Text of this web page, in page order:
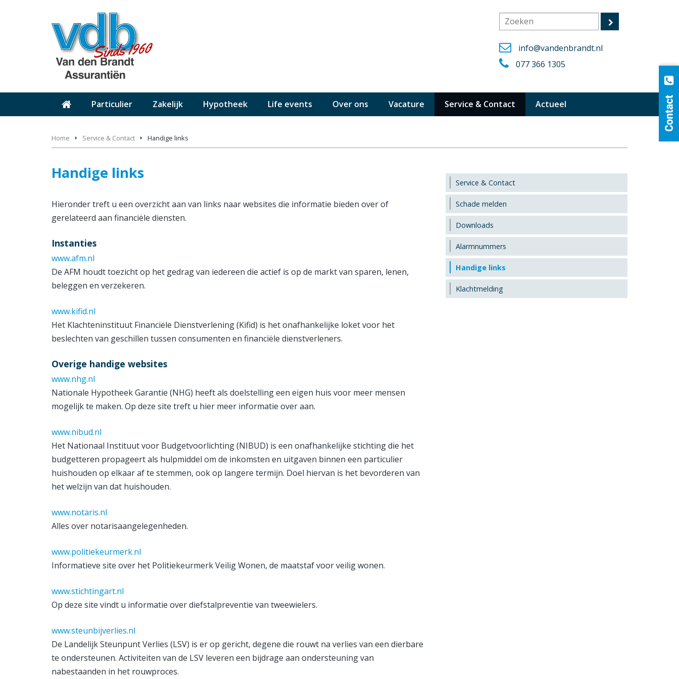
info@vandenbrandt.nl
077 366 1305
Particulier Zakelijk Hypotheek Life events Over ons Vacature Service & Contact Actueel
Home Service & Contact Handige links
Handige links
Hieronder treft u een overzicht aan van links naar websites die informatie bieden over of
gerelateerd aan financiële diensten.
Instanties
www.afm.nl
De AFM houdt toezicht op het gedrag van iedereen die actief is op de markt van sparen, lenen,
beleggen en verzekeren.
www.kifid.nl
Het Klachteninstituut Financiële Dienstverlening (Kifid) is het onafhankelijke loket voor het
beslechten van geschillen tussen consumenten en financiële dienstverleners.
Overige handige websites
www.nhg.nl
Nationale Hypotheek Garantie (NHG) heeft als doelstelling een eigen huis voor meer mensen
mogelijk te maken. Op deze site treft u hier meer informatie over aan.
www.nibud.nl
Het Nationaal Instituut voor Budgetvoorlichting (NIBUD) is een onafhankelijke stichting die het
budgetteren propageert als hulpmiddel om de inkomsten en uitgaven binnen een particulier
huishouden op elkaar af te stemmen, ook op langere termijn. Doel hiervan is het bevorderen van
het welzijn van dat huishouden.
www.notaris.nl
Alles over notarisaangelegenheden.
www.politiekeurmerk.nl
Informatieve site over het Politiekeurmerk Veilig Wonen, de maatstaf voor veilig wonen.
www.stichtingart.nl
Op deze site vindt u informatie over diefstalpreventie van tweewielers.
www.steunbijverlies.nl
De Landelijk Steunpunt Verlies (LSV) is er op gericht, degene die rouwt na verlies van een dierbare
te ondersteunen. Activiteiten van de LSV leveren een bijdrage aan ondersteuning van
nabestaanden in het rouwproces.
Service & Contact
Schade melden
Downloads
Alarmnummers
Handige links
Klachtmelding